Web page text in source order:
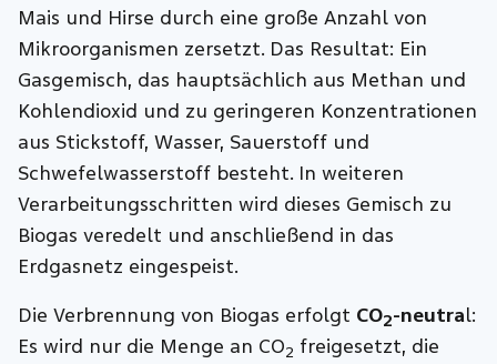
Mais und Hirse durch eine große Anzahl von
Mikroorganismen zersetzt. Das Resultat: Ein
Gasgemisch, das hauptsächlich aus Methan und
Kohlendioxid und zu geringeren Konzentrationen
aus Stickstoff, Wasser, Sauerstoff und
Schwefelwasserstoff besteht. In weiteren
Verarbeitungsschritten wird dieses Gemisch zu
Biogas veredelt und anschließend in das
Erdgasnetz eingespeist.
Die Verbrennung von Biogas erfolgt CO2-neutral:
Es wird nur die Menge an CO2 freigesetzt, die